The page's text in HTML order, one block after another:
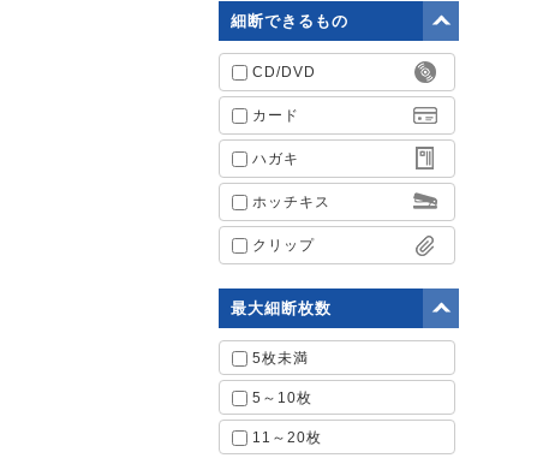
細断できるもの
CD/DVD
カード
ハガキ
ホッチキス
クリップ
最大細断枚数
5枚未満
5～10枚
11～20枚